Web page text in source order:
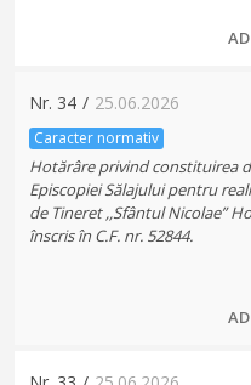
Nr. 34 / 25.06.2026
Caracter normativ
Hotărâre privind constituirea
Episcopiei Sălajului pentru
de Tineret ,,Sfântul Nicolae”
înscris în C.F. nr. 52844.